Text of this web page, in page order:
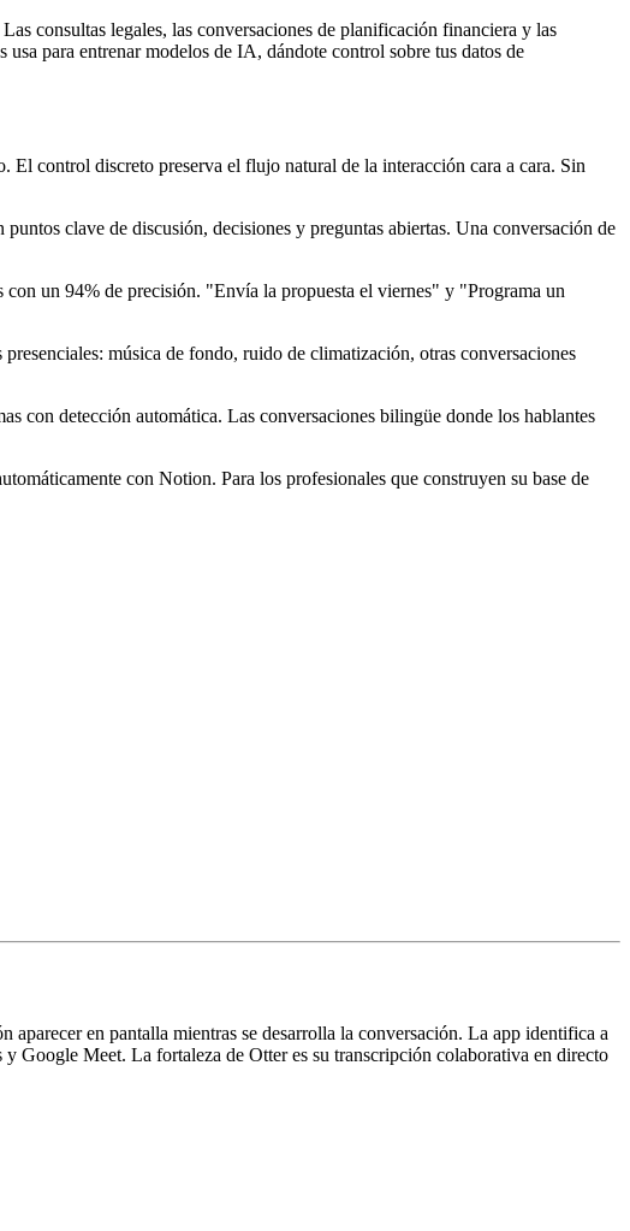
consultas legales, las conversaciones de planificación financiera y las
para entrenar modelos de IA, dándote control sobre tus datos de
control discreto preserva el flujo natural de la interacción cara a cara. Sin
clave de discusión, decisiones y preguntas abiertas. Una conversación de
un 94% de precisión. "Envía la propuesta el viernes" y "Programa un
música de fondo, ruido de climatización, otras conversaciones
con detección automática. Las conversaciones bilingüe donde los hablantes
con Notion. Para los profesionales que construyen su base de
en pantalla mientras se desarrolla la conversación. La app identifica a
Google Meet. La fortaleza de Otter es su transcripción colaborativa en directo